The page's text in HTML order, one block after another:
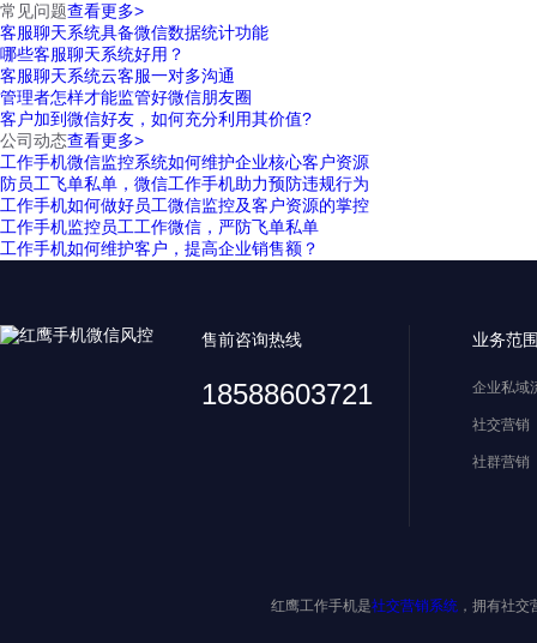
常见问题查看更多>
客服聊天系统具备微信数据统计功能
哪些客服聊天系统好用？
客服聊天系统云客服一对多沟通
管理者怎样才能监管好微信朋友圈
客户加到微信好友，如何充分利用其价值?
公司动态查看更多>
工作手机微信监控系统如何维护企业核心客户资源
防员工飞单私单，微信工作手机助力预防违规行为
工作手机如何做好员工微信监控及客户资源的掌控
工作手机监控员工工作微信，严防飞单私单
工作手机如何维护客户，提高企业销售额？
售前咨询热线
18588603721
业务范
企业私域
社交营销
社群营销
红鹰工作手机是社交营销系统 ，拥有社